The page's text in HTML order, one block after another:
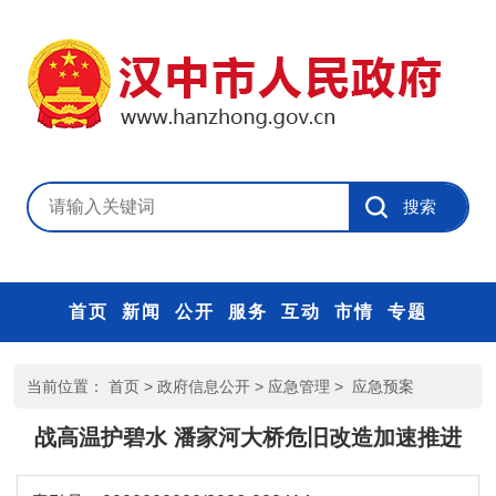
首页 新闻 公开 服务 互动 市情 专题
当前位置： 首页 > 政府信息公开 > 应急管理 > 应急预案
战高温护碧水 潘家河大桥危旧改造加速推进